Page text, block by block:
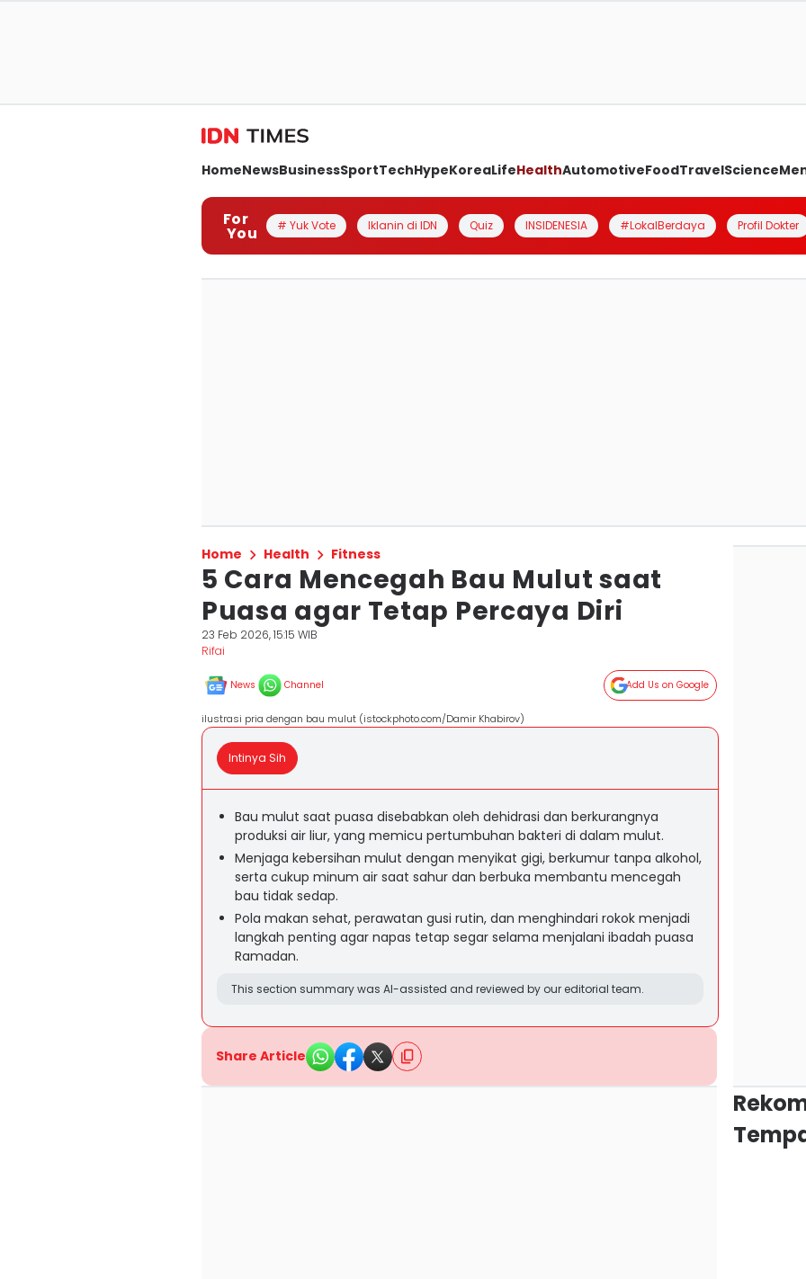
HomeNewsBusinessSportTechHypeKoreaLifeHealthAutomotiveFoodTravelScience
For
You # Yuk Vote Iklanin di IDN Quiz INSIDENESIA #LokalBerdaya Profil Dokter
Home Health Fitness
5 Cara Mencegah Bau Mulut saat
Puasa agar Tetap Percaya Diri
23 Feb 2026, 15:15 WIB
Rifai
News Channel Add Us on Google
ilustrasi pria dengan bau mulut (istockphoto.com/Damir Khabirov)
Intinya Sih
Bau mulut saat puasa disebabkan oleh dehidrasi dan berkurangnya
produksi air liur, yang memicu pertumbuhan bakteri di dalam mulut.
Menjaga kebersihan mulut dengan menyikat gigi, berkumur tanpa alkohol,
serta cukup minum air saat sahur dan berbuka membantu mencegah
bau tidak sedap.
Pola makan sehat, perawatan gusi rutin, dan menghindari rokok menjadi
langkah penting agar napas tetap segar selama menjalani ibadah puasa
Ramadan.
This section summary was AI-assisted and reviewed by our editorial team.
Share Article